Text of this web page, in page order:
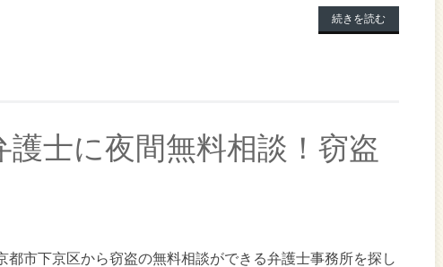
続きを読む
士に夜間無料相談！窃盗
都市下京区から窃盗の無料相談ができる弁護士事務所を探し